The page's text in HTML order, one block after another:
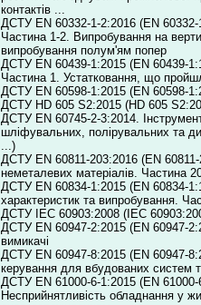
контактів ...
ДСТУ EN 60332-1-2:2016 (EN 60332-
Частина 1-2. Випробування на
випробування полум'ям попер
ДСТУ EN 60439-1:2015 (EN 60439-
Частина 1. Устатковання, що
ДСТУ EN 60598-1:2015 (EN 60598-
ДСТУ HD 605 S2:2015 (HD 605
ДСТУ EN 60745-2-3:2014.
шліфувальних, полірувальних та
...)
ДСТУ EN 60811-203:2016 (EN 60811-
неметалевих матеріалів. Частина
ДСТУ EN 60834-1:2015 (EN 60834-
характеристик та випробування.
ДСТУ IEC 60903:2008 (ІEC
ДСТУ EN 60947-2:2015 (EN 60947-
вимикачі
ДСТУ EN 60947-8:2015 (EN 60947-
керування для вбудованих систем
ДСТУ EN 61000-6-1:2015 (EN 61000-
Несприйнятливість обладнання у